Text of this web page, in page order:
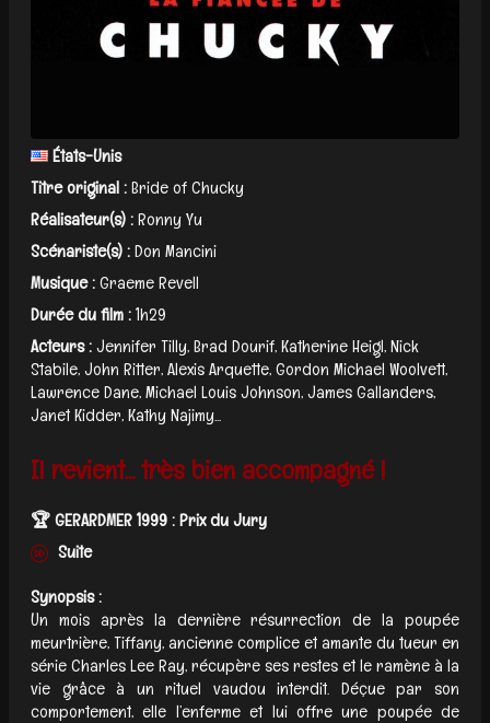
États-Unis
Titre original :Bride of Chucky
Réalisateur(s) :Ronny Yu
Scénariste(s) :Don Mancini
Musique :Graeme Revell
Durée du film :1h29
Acteurs :Jennifer Tilly, Brad Dourif, Katherine Heigl, Nick
Stabile, John Ritter, Alexis Arquette, Gordon Michael Woolvett,
Lawrence Dane, Michael Louis Johnson, James Gallanders,
Janet Kidder, Kathy Najimy...
Il revient... très bien accompagné !
🏆 GERARDMER 1999 : Prix du Jury
Suite
Synopsis :
Un mois après la dernière résurrection de la poupée
meurtrière, Tiffany, ancienne complice et amante du tueur en
série Charles Lee Ray, récupère ses restes et le ramène à la
vie grâce à un rituel vaudou interdit. Déçue par son
comportement, elle l’enferme et lui offre une poupée de